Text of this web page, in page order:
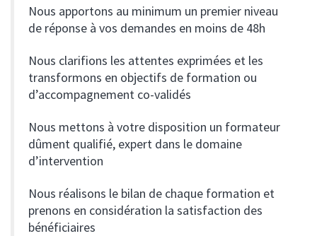
Nous apportons au minimum un premier niveau
de réponse à vos demandes en moins de 48h
Nous clarifions les attentes exprimées et les
transformons en objectifs de formation ou
d’accompagnement co-validés
Nous mettons à votre disposition un formateur
dûment qualifié, expert dans le domaine
d’intervention
Nous réalisons le bilan de chaque formation et
prenons en considération la satisfaction des
bénéficiaires
RSE d’Achille Courtage
de biens (IARD)
de la construction
renouvelables
engagements sociaux et culturels